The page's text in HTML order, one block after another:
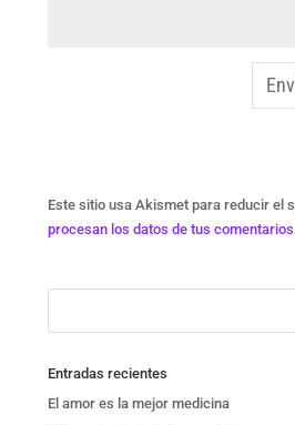
Este sitio usa Akismet para reducir el
procesan los datos de tus
Entradas recientes
El amor es la mejor medicina